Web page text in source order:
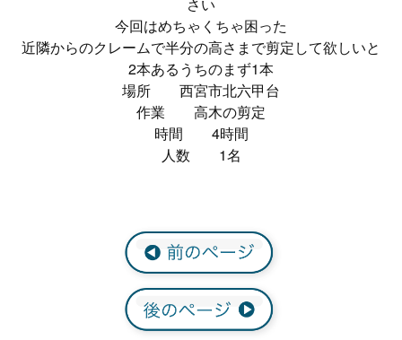
今回はめちゃくちゃ困った
近隣からのクレームで半分の高さまで剪定して欲しいと
2本あるうちのまず1本
場所 西宮市北六甲台
作業 高木の剪定
時間 4時間
人数 1名